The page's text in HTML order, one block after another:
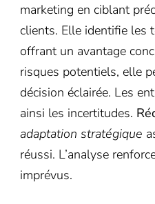
marketing en ciblant
clients. Elle identifie les
offrant un avantage
risques potentiels, elle
décision éclairée. Les
ainsi les incertitudes.
adaptation stratégique
réussi. L’analyse
imprévus.